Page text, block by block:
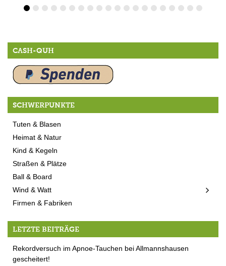
CASH-QUH
SCHWERPUNKTE
Tuten & Blasen
Heimat & Natur
Kind & Kegeln
Straßen & Plätze
Ball & Board
Wind & Watt
Firmen & Fabriken
LETZTE BEITRÄGE
Rekordversuch im Apnoe-Tauchen bei Allmannshausen
gescheitert!